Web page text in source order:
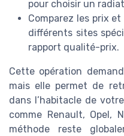
pour choisir un
Comparez les prix
différents sites
rapport qualité-prix.
Cette opération
mais elle permet de
dans l’habitacle de
comme Renault, Opel,
méthode reste